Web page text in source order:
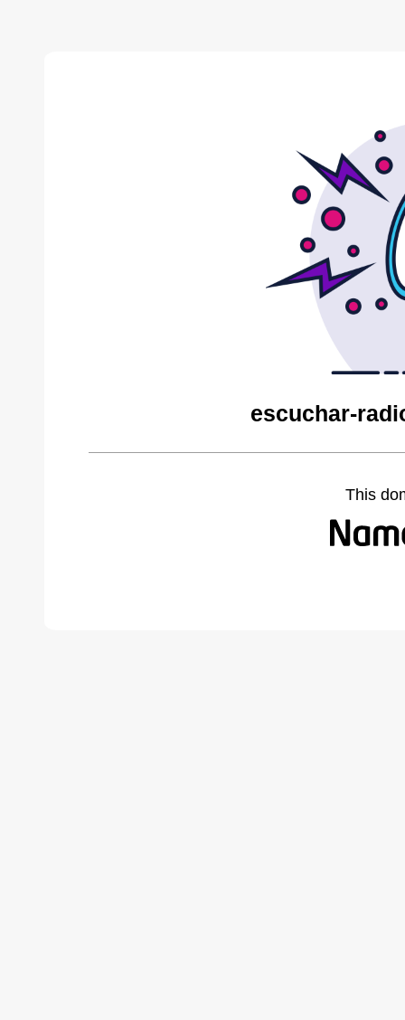
escuchar-
This